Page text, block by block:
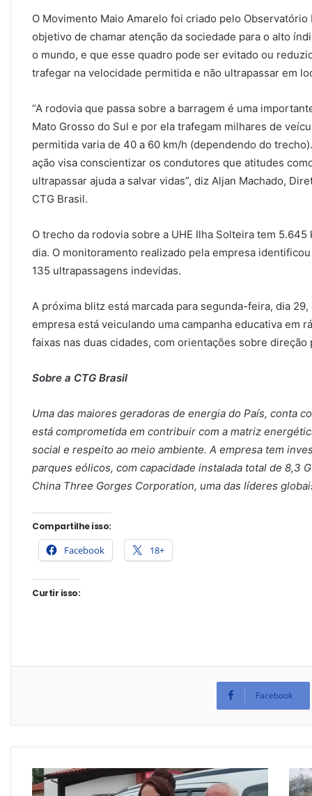
O Movimento Maio Amarelo foi criado pelo
objetivo de chamar atenção da sociedade para o alto
o mundo, e que esse quadro pode ser evitado ou
trafegar na velocidade permitida e não ultrapassar em
“A rodovia que passa sobre a barragem é uma
Mato Grosso do Sul e por ela trafegam milhares de
permitida varia de 40 a 60 km/h (dependendo do
ação visa conscientizar os condutores que atitudes
ultrapassar ajuda a salvar vidas”, diz Aljan Machado,
CTG Brasil.
O trecho da rodovia sobre a UHE Ilha Solteira tem
dia. O monitoramento realizado pela empresa
135 ultrapassagens indevidas.
A próxima blitz está marcada para segunda-feira, dia 29,
empresa está veiculando uma campanha educativa em
faixas nas duas cidades, com orientações sobre
Sobre a CTG Brasil
Uma das maiores geradoras de energia do País, conta
está comprometida em contribuir com a matriz
social e respeito ao meio ambiente. A empresa tem
parques eólicos, com capacidade instalada total de 8,3
China Three Gorges Corporation, uma das líderes
Compartilhe isso:
Facebook 18+
Curtir isso:
Facebook